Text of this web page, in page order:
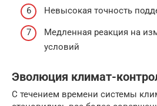
Невысокая точность
Медленная реакция на
условий
Эволюция климат-
С течением времени системы